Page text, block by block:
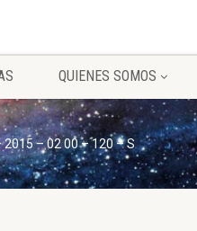
QUIENES SOMOS
2015 – 02 00 – 120 – S